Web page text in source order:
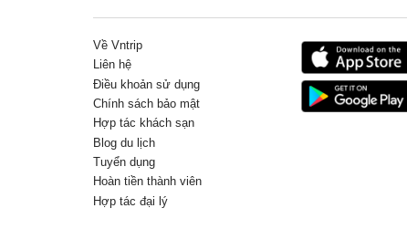
Về Vntrip
Liên hệ
Điều khoản sử dụng
Chính sách bảo mật
Hợp tác khách sạn
Blog du lịch
Tuyển dụng
Hoàn tiền thành viên
Hợp tác đại lý